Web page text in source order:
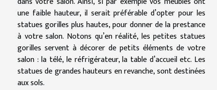
une faible hauteur, il serait préférable d’opter pour les
statues gorilles plus hautes, pour donner de la prestance
à votre salon. Notons qu’en réalité, les petites statues
gorilles servent à décorer de petits éléments de votre
salon : la télé, le réfrigérateur, la table d’accueil etc. Les
statues de grandes hauteurs en revanche, sont destinées
aux sols.